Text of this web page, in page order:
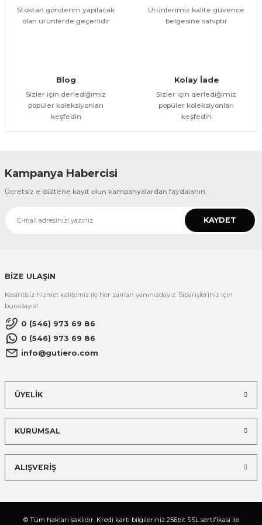
Stoktan gönderim yapılacak
olan ürünlerde geçerlidir
Ürünlerimiz kalite güvence
belgesine sahiptir
Blog
Sizler için derlediğimiz
popüler koleksiyonları
keşfedin
Kolay İade
Sizler için derlediğimiz
popüler koleksiyonları
keşfedin
Kampanya Habercisi
Ücretsiz e-bültene kayıt olun kampanyalardan faydalanın.
KAYDET
BİZE ULAŞIN
Kesintisiz hizmet kalitemiz ile her zaman yanınızdayız. Siparişleriniz için
buradayız!
0 (546) 973 69 86
0 (546) 973 69 86
info@gutiero.com
ÜYELİK
KURUMSAL
ALIŞVERİŞ
© Tüm hakları saklıdır. Kredi kartı bilgileriniz 256bit SSL sertifikası ile